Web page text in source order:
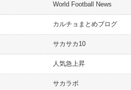
World Football News
カルチョまとめブログ
サカサカ10
人気急上昇
サカラボ